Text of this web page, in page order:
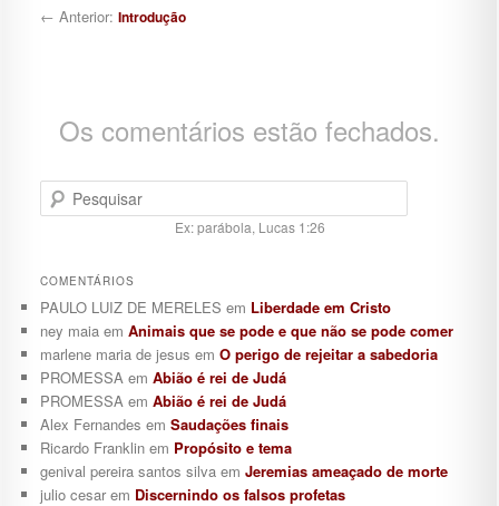
← Anterior: Introdução
Os comentários estão fechados.
Pesquisar
Ex: parábola, Lucas 1:26
COMENTÁRIOS
PAULO LUIZ DE MERELES em Liberdade em Cristo
ney maiaem Animais que se pode e que não se pode comer
marlene maria de jesus em O perigo de rejeitar a sabedoria
PROMESSAem Abião é rei de Judá
PROMESSAem Abião é rei de Judá
Alex Fernandes em Saudações finais
Ricardo Franklinem Propósito e tema
genival pereira santos silvaem Jeremias ameaçado de morte
julio cesarem Discernindo os falsos profetas